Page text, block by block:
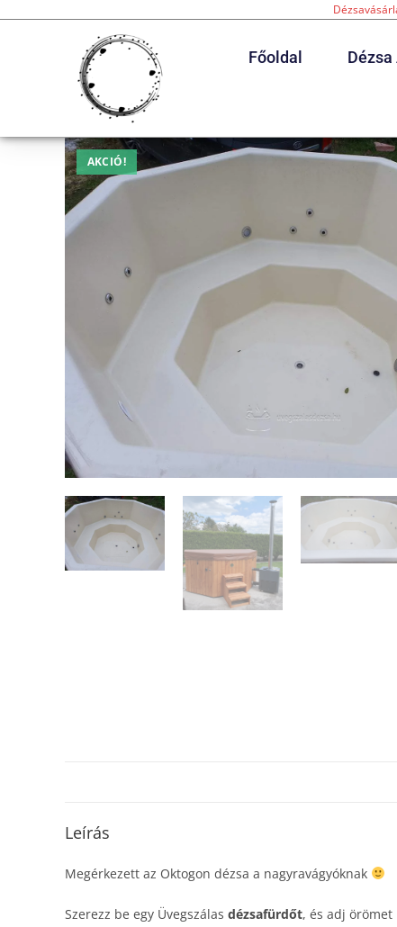
Főoldal
AKCIÓ!
Leírás
Megérkezett az Oktogon dézsa a nagyravágyóknak
Szerezz be egy Üvegszálas dézsafürdőt, és adj